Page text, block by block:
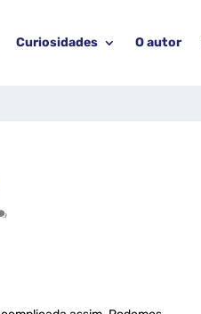
Curiosidades O autor